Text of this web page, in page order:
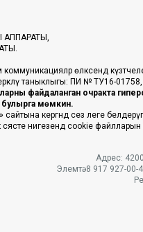
өлкәсендә
таныклыгы: ПИ № ТУ16-
файдаланган очракта
булырга мөмкин.
кергәндә сез әлеге белдерүгә,
нигезендә cookie
Адрес:
Элемтә: 8 917 927-